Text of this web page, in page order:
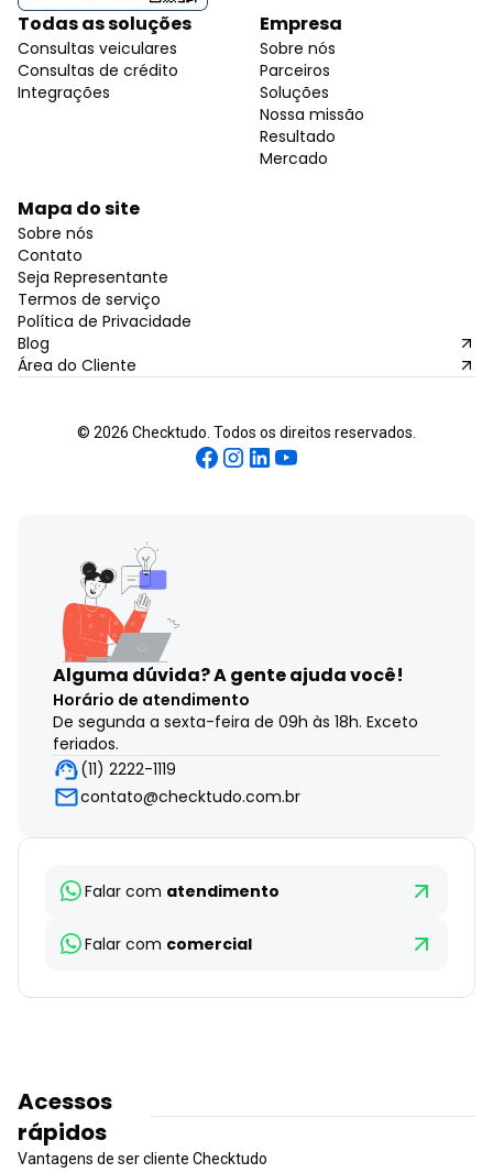
Todas as soluções
Consultas veiculares
Consultas de crédito
Integrações
Empresa
Sobre nós
Parceiros
Soluções
Nossa missão
Resultado
Mercado
Mapa do site
Sobre nós
Contato
Seja Representante
Termos de serviço
Política de Privacidade
Blog
Área do Cliente
© 2026 Checktudo. Todos os direitos reservados.
Alguma dúvida?A gente ajuda você!
Horário de atendimento
De segunda a sexta-feira de 09h às 18h. Exceto
feriados.
(11) 2222-1119
contato@checktudo.com.br
Falar com atendimento
Falar com comercial
Acessos
rápidos
Vantagens de ser cliente Checktudo